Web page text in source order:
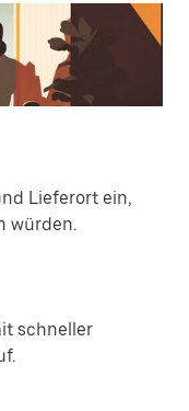
Lieferort ein,
würden.
schneller